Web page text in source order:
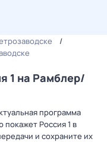
1 на Рамблер/
программа
покажет Россия 1 в
и сохраните их